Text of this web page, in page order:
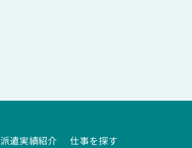
派遣実績紹介 仕事を探す